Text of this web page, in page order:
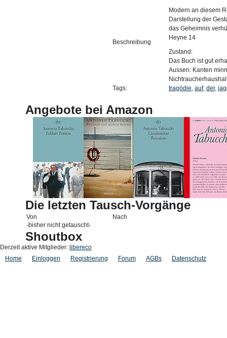
Beschreibung
Modern an diesem
Darstellung der
das Geheimnis
Heyne 14
Zustand:
Das Buch ist gut
Aussen: Kanten
Tags:
tragödie, auf, der,
Angebote bei Amazon
Die letzten Tausch-Vorgänge
Von
Nach
-bisher nicht getauscht-
Shoutbox
Derzeit aktive Mitglieder: libereco
Home
Einloggen Registrierung Forum AGBs Datenschutz